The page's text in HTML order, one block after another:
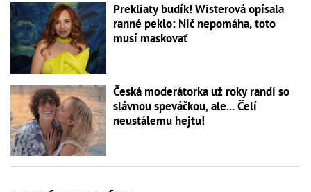
Prekliaty budík! Wisterová opísala
ranné peklo: Nič nepomáha, toto
musí maskovať
Česká moderátorka už roky randí so
slávnou speváčkou, ale... Čelí
neustálemu hejtu!